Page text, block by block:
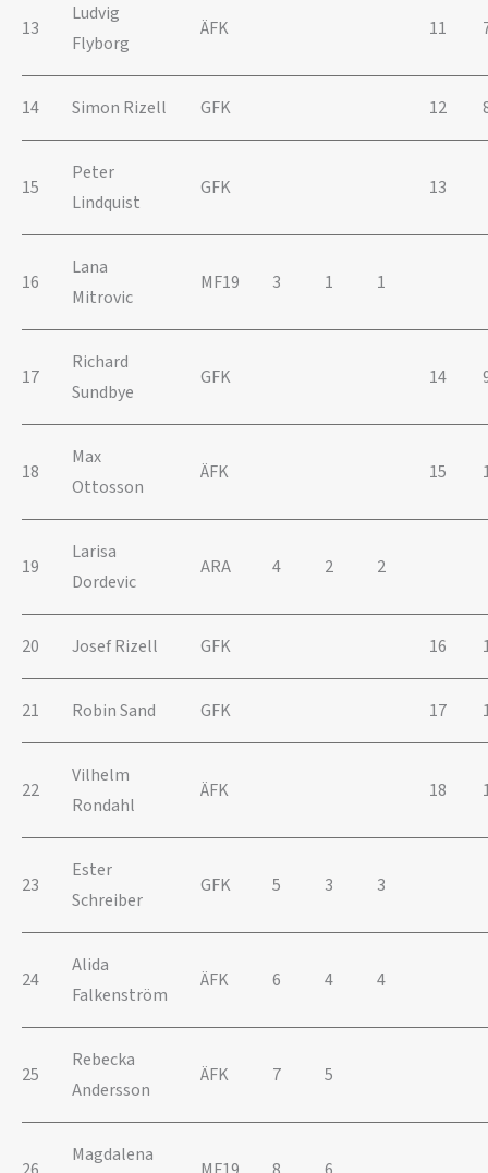
13
Ludvig
Flyborg
ÄFK 11
14 Simon Rizell GFK 12
15
Peter
Lindquist
GFK 13
16
Lana
Mitrovic
MF19 3 1 1
17
Richard
Sundbye
GFK 14
18
Max
Ottosson
ÄFK 15
19
Larisa
Dordevic
ARA 4 2 2
20 Josef Rizell GFK 16
21 Robin Sand GFK 17
22
Vilhelm
Rondahl
ÄFK 18
23
Ester
Schreiber
GFK 5 3 3
24
Alida
Falkenström
ÄFK 6 4 4
25
Rebecka
Andersson
ÄFK 7 5
Magdalena